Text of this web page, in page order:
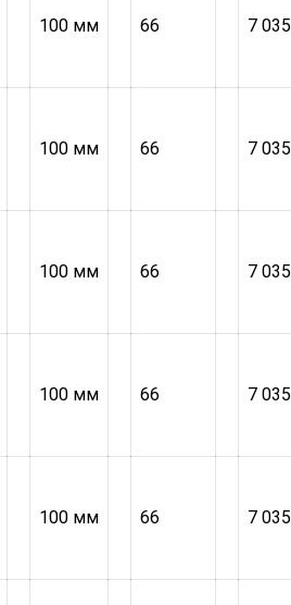
100 мм 66 7 035
100 мм 66 7 035
100 мм 66 7 035
100 мм 66 7 035
100 мм 66 7 035